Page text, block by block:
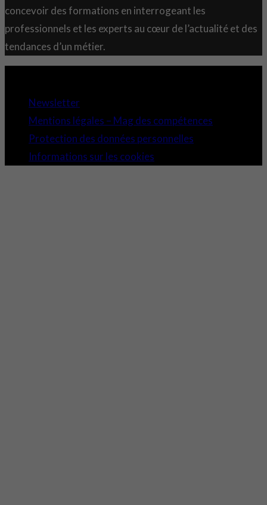
concevoir des formations en interrogeant les
professionnels et les experts au cœur de l’actualité et des
tendances d’un métier.
Newsletter
Mentions légales – Mag des compétences
Protection des données personnelles
Informations sur les cookies